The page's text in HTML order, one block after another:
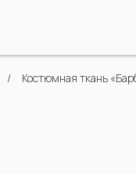
/ Костюмная ткань